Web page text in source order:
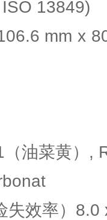
13849)
mm x
（油菜黄）,
效率） 8.0